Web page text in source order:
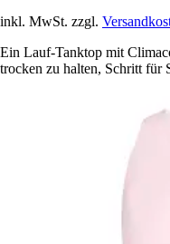
inkl. MwSt. zzgl.
Ein Lauf-Tanktop mit
trocken zu halten, Schritt für